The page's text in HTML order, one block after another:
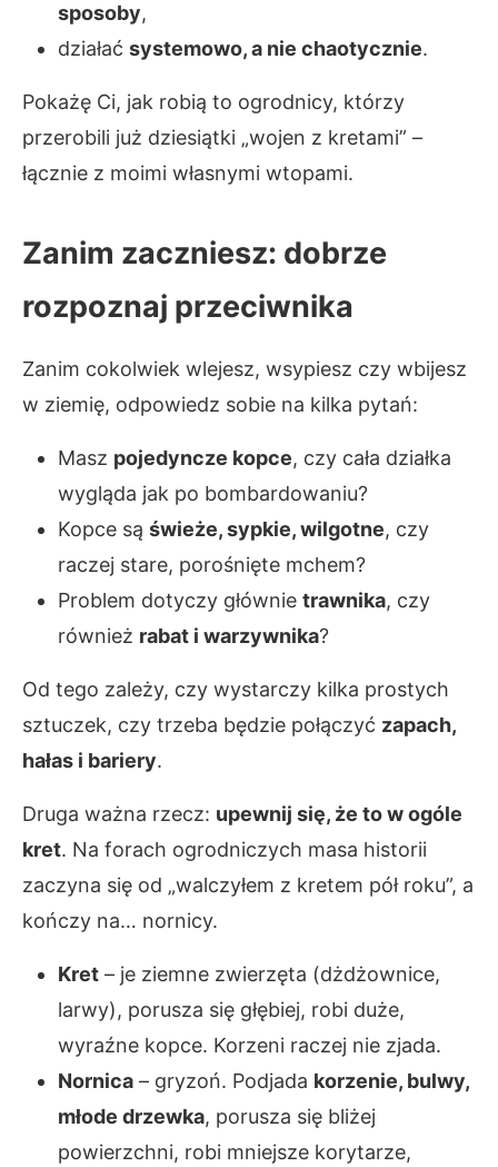
sposoby,
działać systemowo, a nie chaotycznie.
Pokażę Ci, jak robią to ogrodnicy, którzy
przerobili już dziesiątki „wojen z kretami” –
łącznie z moimi własnymi wtopami.
Zanim zaczniesz: dobrze
rozpoznaj przeciwnika
Zanim cokolwiek wlejesz, wsypiesz czy wbijesz
w ziemię, odpowiedz sobie na kilka pytań:
Masz pojedyncze kopce, czy cała działka
wygląda jak po bombardowaniu?
Kopce są świeże, sypkie, wilgotne, czy
raczej stare, porośnięte mchem?
Problem dotyczy głównie trawnika, czy
również rabat i warzywnika?
Od tego zależy, czy wystarczy kilka prostych
sztuczek, czy trzeba będzie połączyć zapach,
hałas i bariery.
Druga ważna rzecz: upewnij się, że to w ogóle
kret. Na forach ogrodniczych masa historii
zaczyna się od „walczyłem z kretem pół roku”, a
kończy na… nornicy.
Kret – je ziemne zwierzęta (dżdżownice,
larwy), porusza się głębiej, robi duże,
wyraźne kopce. Korzeni raczej nie zjada.
Nornica – gryzoń. Podjada korzenie, bulwy,
młode drzewka, porusza się bliżej
powierzchni, robi mniejsze korytarze,